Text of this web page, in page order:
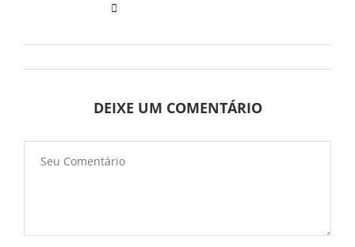
DEIXE UM COMENTÁRIO